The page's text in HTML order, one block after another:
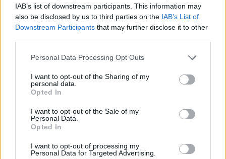
IAB’s list of downstream participants. This information may
also be disclosed by us to third parties on the IAB’s List of
Downstream Participants that may further disclose it to other
Personal Data Processing Opt Outs
I want to opt-out of the Sharing of my
personal data.
Opted In
I want to opt-out of the Sale of my
Personal Data.
Opted In
I want to opt-out of processing my
Personal Data for Targeted Advertising.
Esim for Global
Esim for USA|Esim for Italy| Esim for Spain|Esim
for Turkey|Esim for Germany|Esim for Greece|